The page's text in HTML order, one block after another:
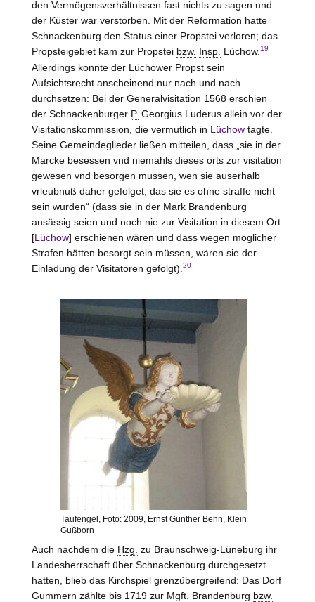
den Vermögensverhältnissen fast nichts zu sagen und
der Küster war verstorben. Mit der Reformation hatte
Schnackenburg den Status einer Propstei verloren; das
Propsteigebiet kam zur Propstei bzw. Insp. Lüchow. 19
Allerdings konnte der Lüchower Propst sein
Aufsichtsrecht anscheinend nur nach und nach
durchsetzen: Bei der Generalvisitation 1568 erschien
der Schnackenburger P. Georgius Luderus allein vor der
Visitationskommission, die vermutlich in Lüchowtagte.
Seine Gemeindeglieder ließen mitteilen, dass „sie in der
Marcke besessen vnd niemahls dieses orts zur visitation
gewesen vnd besorgen mussen, wen sie auserhalb
vrleubnuß daher gefolget, das sie es ohne straffe nicht
sein wurden“ (dass sie in der Mark Brandenburg
ansässig seien und noch nie zur Visitation in diesem Ort
[Lüchow] erschienen wären und dass wegen möglicher
Strafen hätten besorgt sein müssen, wären sie der
Einladung der Visitatoren gefolgt). 20
Taufengel, Foto: 2009, Ernst Günther Behn, Klein
Gußborn
Auch nachdem die Hzg. zu Braunschweig-Lüneburg ihr
Landesherrschaft über Schnackenburg durchgesetzt
hatten, blieb das Kirchspiel grenzübergreifend: Das Dorf
Gummern zählte bis 1719 zur Mgft. Brandenburg bzw.